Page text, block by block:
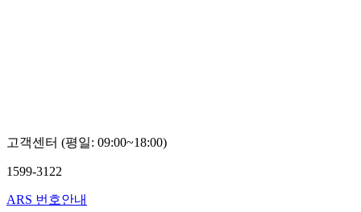
고객센터 (평일: 09:00~18:00)
1599-3122
ARS 번호안내